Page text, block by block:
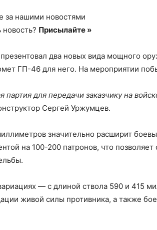
за нашими новостями
Присылайте »
два новых вида мощного
ГП-46 для него. На мероприятии
партия для передачи заказчику на
Сергей Уржумцев.
значительно расширит
на 100-200 патронов, что позволяет
— с длиной ствола 590 и 415
живой силы противника, а также